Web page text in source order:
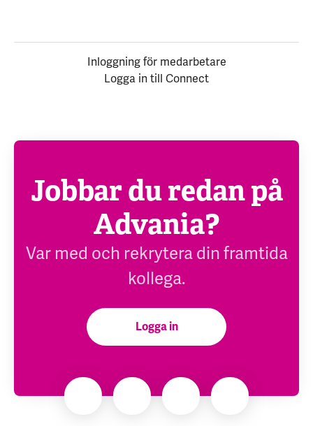
Inloggning för medarbetare
Logga in till Connect
Jobbar du redan på
Advania?
Var med och rekrytera din framtida
kollega.
Logga in